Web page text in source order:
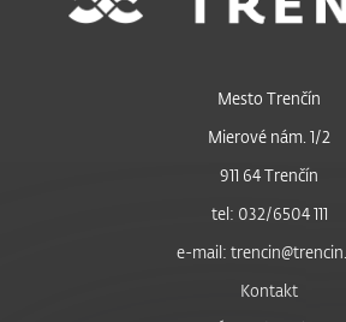
Mesto Trenčín
Mierové nám. 1/2
911 64 Trenčín
tel: 032/6504 111
e-mail:
Kontakt